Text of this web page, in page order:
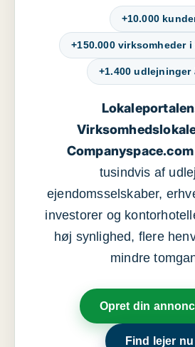
+10.000
+150.000 virksomheder
+1.400 udlejninger
Companyspace.com
tusindvis af
ejendomsselskaber,
investorer og
høj synlighed, flere
mindre
Opret din
Find lejer nu